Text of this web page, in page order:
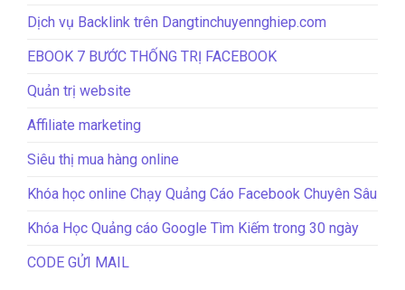
Dịch vụ Backlink trên Dangtinchuyennghiep.com
EBOOK 7 BƯỚC THỐNG TRỊ FACEBOOK
Quản trị website
Affiliate marketing
Siêu thị mua hàng online
Khóa học online Chạy Quảng Cáo Facebook Chuyên Sâu
Khóa Học Quảng cáo Google Tìm Kiếm trong 30 ngày
CODE GỬI MAIL